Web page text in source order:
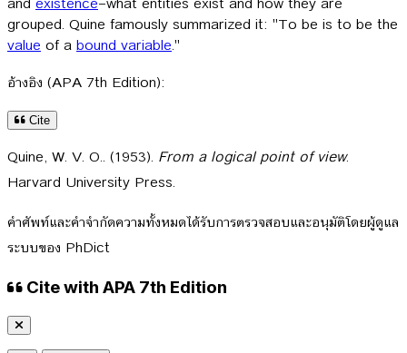
grouped. Quine famously summarized it: "To be is to be the
value of a bound variable."
อ้างอิง (APA 7th Edition):
Cite
Quine, W. V. O.. (1953). From a logical point of view.
Harvard University Press.
คำศัพท์และคำจำกัดความทั้งหมดได้รับการตรวจสอบและอนุมัติโดยผู้ดูแล
ระบบของ PhDict
Cite with APA 7th Edition